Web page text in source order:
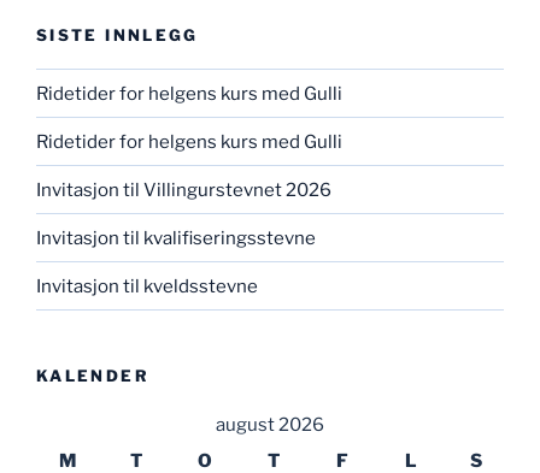
SISTE INNLEGG
Ridetider for helgens kurs med Gulli
Ridetider for helgens kurs med Gulli
Invitasjon til Villingurstevnet 2026
Invitasjon til kvalifiseringsstevne
Invitasjon til kveldsstevne
KALENDER
august 2026
M
T O T F L S